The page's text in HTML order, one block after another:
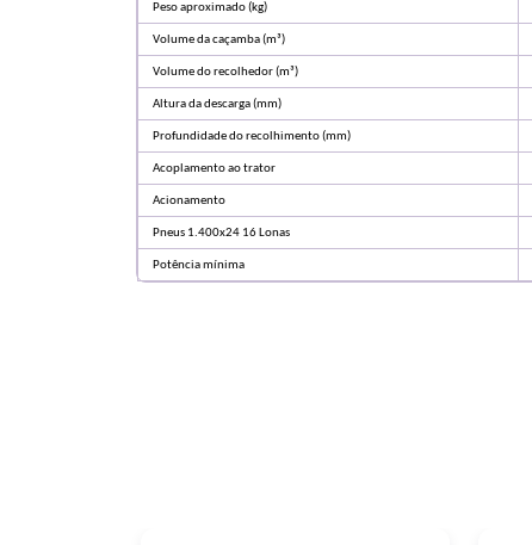
Peso aproximado (kg)
Volume da caçamba (m³)
Volume do recolhedor (m³)
Altura da descarga (mm)
Profundidade do recolhimento (mm)
Acoplamento ao trator
Acionamento
Pneus 1.400x24 16 Lonas
Potência mínima